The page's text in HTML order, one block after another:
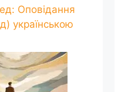
Оповідання
українською